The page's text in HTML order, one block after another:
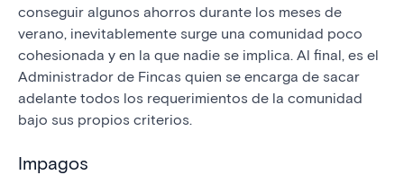
conseguir algunos ahorros durante los meses de
verano, inevitablemente surge una comunidad poco
cohesionada y en la que nadie se implica. Al final, es el
Administrador de Fincas quien se encarga de sacar
adelante todos los requerimientos de la comunidad
bajo sus propios criterios.
Impagos